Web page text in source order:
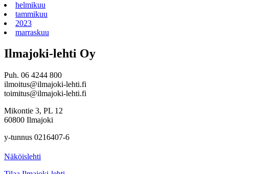
helmikuu
tammikuu
2023
marraskuu
Ilmajoki-lehti Oy
Puh. 06 4244 800
ilmoitus@ilmajoki-lehti.fi
toimitus@ilmajoki-lehti.fi
Mikontie 3, PL 12
60800 Ilmajoki
y-tunnus 0216407-6
Näköislehti